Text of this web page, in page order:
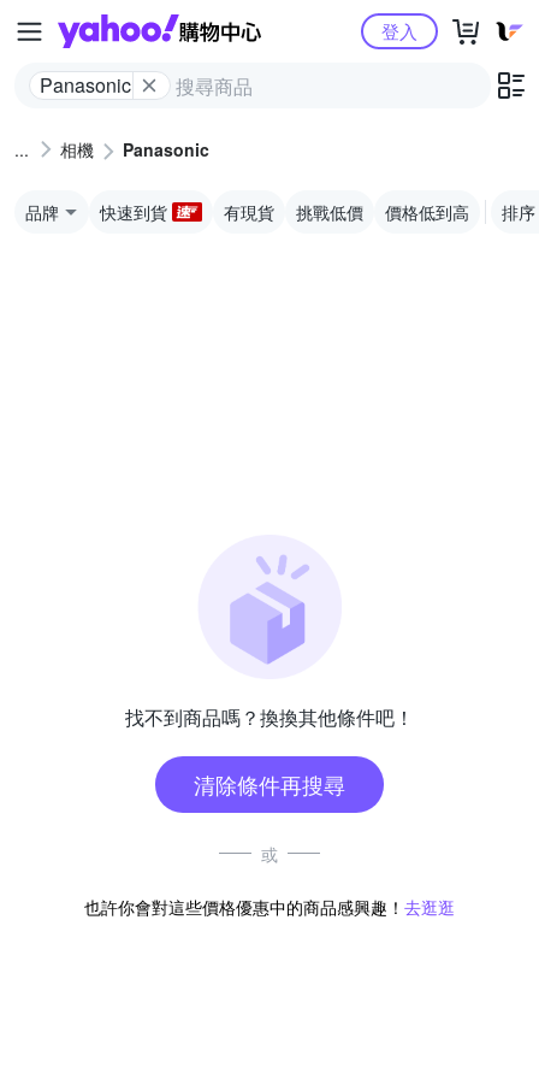
Yahoo購物中心
Panasonic
登入
相機 Panasonic
品牌 快速到貨 有現貨 挑戰低價 價格低到高 排序
找不到商品嗎？換換其他條件吧！
清除條件再搜尋
或
也許你會對這些價格優惠中的商品感興趣！ 去逛逛